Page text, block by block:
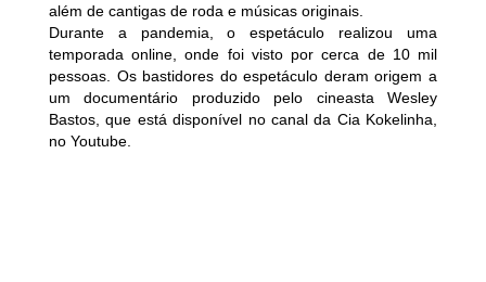
além de cantigas de roda e músicas originais.
Durante a pandemia, o espetáculo realizou uma
temporada online, onde foi visto por cerca de 10 mil
pessoas. Os bastidores do espetáculo deram origem a
um documentário produzido pelo cineasta Wesley
Bastos, que está disponível no canal da Cia Kokelinha,
no Youtube.